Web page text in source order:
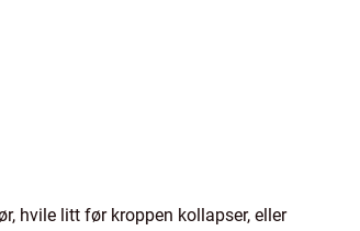
hvile litt før kroppen kollapser, eller